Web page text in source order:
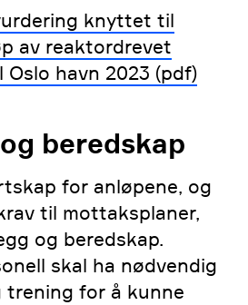
knyttet til
av reaktordrevet
havn 2023 (pdf)
beredskap
for anløpene, og
til mottaksplaner,
og beredskap.
skal ha nødvendig
trening for å kunne